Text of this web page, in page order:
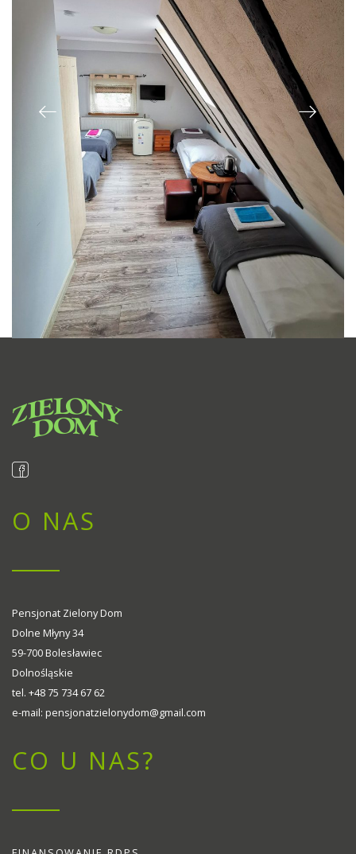
O NAS
Pensjonat Zielony Dom
Dolne Młyny 34
59-700 Bolesławiec
Dolnośląskie
tel. +48 75 734 67 62
e-mail: pensjonatzielonydom@gmail.com
CO U NAS?